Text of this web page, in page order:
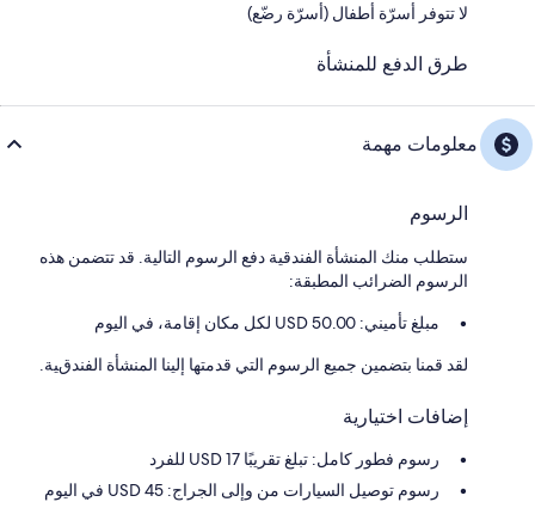
لا تتوفر أسرّة أطفال (أسرّة رضّع)
طرق الدفع للمنشأة
معلومات مهمة
الرسوم
ستطلب منك المنشأة الفندقية دفع الرسوم التالية. قد تتضمن هذه
الرسوم الضرائب المطبقة:
مبلغ تأميني: 50.00 USD لكل مكان إقامة، في اليوم
لقد قمنا بتضمين جميع الرسوم التي قدمتها إلينا المنشأة الفندقية.
إضافات اختيارية
رسوم فطور كامل: تبلغ تقريبًا 17 USD للفرد
رسوم توصيل السيارات من وإلى الجراج: 45 USD في اليوم